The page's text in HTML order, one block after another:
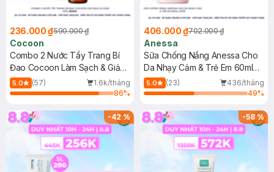
236.000 ₫590.000 ₫
Cocoon
Combo 2 Nước Tẩy Trang Bí
Đao Cocoon Làm Sạch & Giảm
Dầu 500ml
5.0 (57)
1.6k/tháng
86%
406.000 ₫702.000 ₫
Anessa
Sữa Chống Nắng Anessa Cho
Da Nhạy Cảm & Trẻ Em 60ml
(Mới)
5.0 (23)
436/tháng
49%
-42% -58%